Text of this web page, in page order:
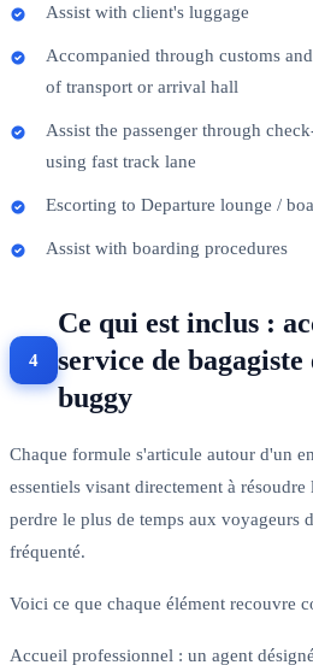
Assist with client's luggage
Accompanied through customs
of transport or arrival hall
Assist the passenger through
using fast track lane
Escorting to Departure lounge /
Assist with boarding procedures
Ce qui est inclus :
service de
buggy
Chaque formule s'articule autour d'un
essentiels visant directement à
perdre le plus de temps aux voyageurs
fréquenté.
Voici ce que chaque élément recouvre
Accueil professionnel : un agent